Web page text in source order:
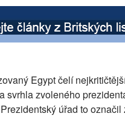
Egypt čelí
svrhla zvoleného
úřad to